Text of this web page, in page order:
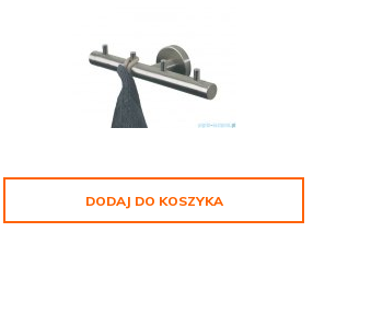
DODAJ DO KOSZYKA